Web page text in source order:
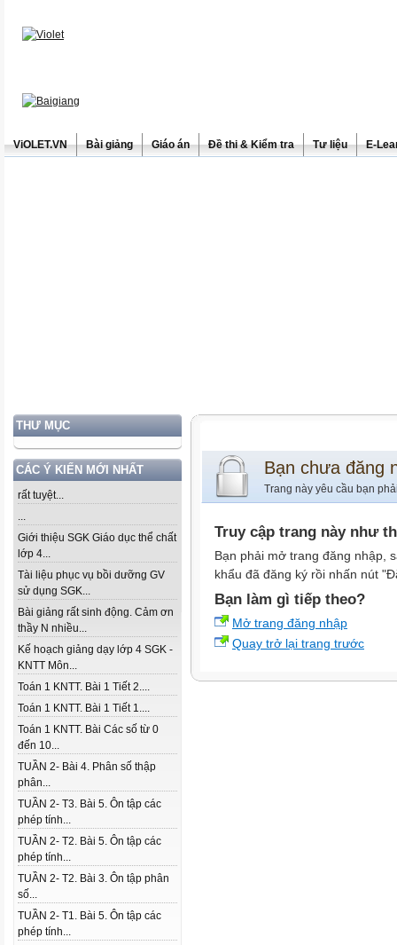
ViOLET.VN Bài giảng Giáo án Đề thi & Kiểm tra Tư liệu E-
THƯ MỤC
CÁC Ý KIẾN MỚI NHẤT
rất tuyệt...
...
Giới thiệu SGK Giáo dục thể chất
lớp 4...
Tài liệu phục vụ bồi dưỡng GV
sử dụng SGK...
Bài giảng rất sinh động. Cảm ơn
thầy N nhiều...
Kế hoạch giảng dạy lớp 4 SGK -
KNTT Môn...
Toán 1 KNTT. Bài 1 Tiết 2....
Toán 1 KNTT. Bài 1 Tiết 1....
Toán 1 KNTT. Bài Các số từ 0
đến 10...
TUẦN 2- Bài 4. Phân số thập
phân...
TUẦN 2- T3. Bài 5. Ôn tập các
phép tính...
TUẦN 2- T2. Bài 5. Ôn tập các
phép tính...
TUẦN 2- T2. Bài 3. Ôn tập phân
số...
TUẦN 2- T1. Bài 5. Ôn tập các
phép tính...
Bạn chưa đăng
Trang này yêu cầu bạn
Truy cập trang này như
Bạn phải mở trang đăng nhập,
khẩu đã đăng ký rồi nhấn nút
Bạn làm gì tiếp theo?
Mở trang đăng nhập
Quay trở lại trang trước